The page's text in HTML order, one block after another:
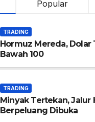
Popular
TRADING
Hormuz Mereda, Dolar
Bawah 100
TRADING
Minyak Tertekan, Jalur
Berpeluang Dibuka